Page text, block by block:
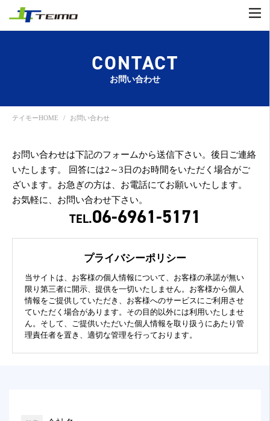
CONTACT
お問い合わせ
テイモーHOME お問い合わせ
お問い合わせは下記のフォームから送信下さい。後日ご連絡
いたします。
回答には2～3日のお時間をいただく場合がご
ざいます。お急ぎの方は、お電話にてお願いいたします。
お気軽に、お問い合わせ下さい。
TEL.06-6961-5171
プライバシーポリシー
当サイトは、お客様の個人情報について、お客様の承諾が無い
限り第三者に開示、提供を一切いたしません。お客様から個人
情報をご提供していただき、お客様へのサービスにご利用させ
ていただく場合があります。その目的以外には利用いたしませ
ん。そして、ご提供いただいた個人情報を取り扱うにあたり管
理責任者を置き、適切な管理を行っております。